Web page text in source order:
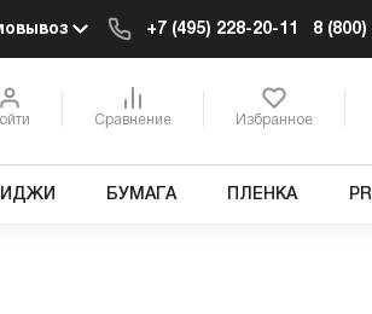
+7 (495) 228-20-11 8 (800)
Сравнение Избранное
БУМАГА ПЛЕНКА